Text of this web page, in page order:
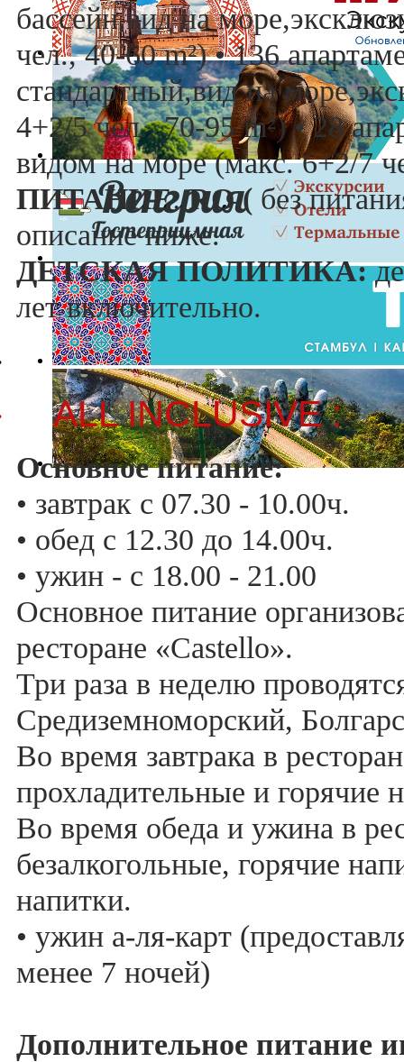
бассейн,вид на
чел., 40-60 m²) • 136
стандартный,вид на
4+2/5 чел., 70-95 m²) • 28
видом на море (макс. 6+2/7
ПИТАНИЕ:RO ( без
описание ниже.
ДЕТСКАЯ ПОЛИТИКА:
лет включительно.
ALL INCLUSIVE :
Основное питание:
• завтрак с 07.30 - 10.00ч.
• обед с 12.30 до 14.00ч.
• ужин - с 18.00 - 21.00
Основное питание
ресторане «Castello».
Три раза в неделю
Средиземноморский,
Во время завтрака в
прохладительные и горячие
Во время обеда и ужина в
безалкогольные, горячие
напитки.
• ужин а-ля-карт
менее 7 ночей)
Дополнительное питание